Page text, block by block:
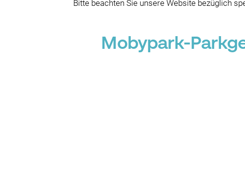
Bitte beachten Sie unsere Website bezüglich
Mobypark-